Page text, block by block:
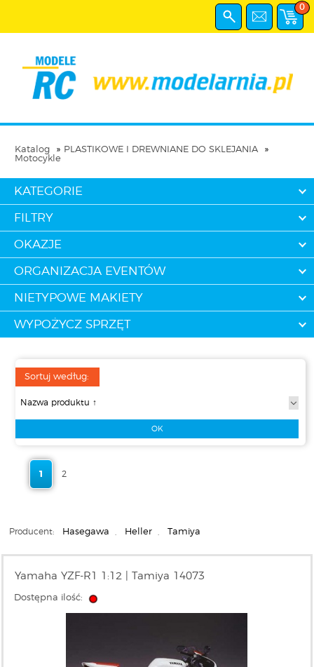
0
Katalog
PLASTIKOWE I DREWNIANE DO SKLEJANIA
Motocykle
KATEGORIE
FILTRY
OKAZJE
ORGANIZACJA EVENTÓW
NIETYPOWE MAKIETY
WYPOŻYCZ SPRZĘT
Sortuj według:
1 2
Producent: Hasegawa Heller Tamiya
Yamaha YZF-R1 1:12 | Tamiya 14073
Dostępna ilość: